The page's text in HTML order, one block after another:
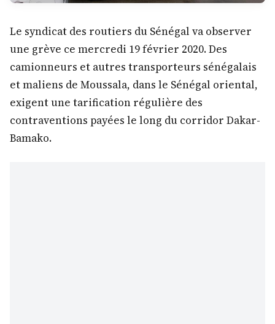
Le syndicat des routiers du Sénégal va observer
une grève ce mercredi 19 février 2020. Des
camionneurs et autres transporteurs sénégalais
et maliens de Moussala, dans le Sénégal oriental,
exigent une tarification régulière des
contraventions payées le long du corridor Dakar-
Bamako.